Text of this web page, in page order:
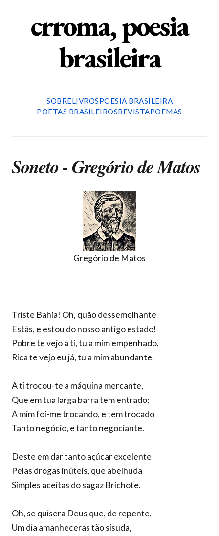
crroma, poesia
brasileira
SOBRELIVROSPOESIA BRASILEIRA
POETAS BRASILEIROSREVISTAPOEMAS
Soneto - Gregório de Matos
Gregório de Matos
Triste Bahia! Oh, quão dessemelhante
Estás, e estou do nosso antigo estado!
Pobre te vejo a ti, tu a mim empenhado,
Rica te vejo eu já, tu a mim abundante.
A ti trocou-te a máquina mercante,
Que em tua larga barra tem entrado;
A mim foi-me trocando, e tem trocado
Tanto negócio, e tanto negociante.
Deste em dar tanto açúcar excelente
Pelas drogas inúteis, que abelhuda
Simples aceitas do sagaz Brichote.
Oh, se quisera Deus que, de repente,
Um dia amanheceras tão sisuda,